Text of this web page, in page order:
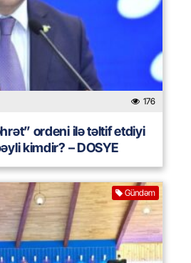
176
ordeni ilə təltif etdiyi
kimdir? – DOSYE
Gündəm